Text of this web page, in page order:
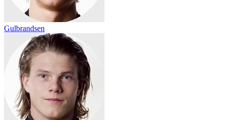
Gulbrandsen